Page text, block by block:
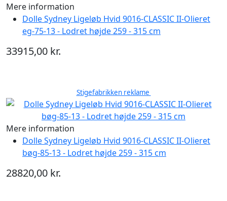
Mere information
Dolle Sydney Ligeløb Hvid 9016-CLASSIC II-Olieret
eg-75-13 - Lodret højde 259 - 315 cm
33915,00 kr.
Stigefabrikken reklame
Mere information
Dolle Sydney Ligeløb Hvid 9016-CLASSIC II-Olieret
bøg-85-13 - Lodret højde 259 - 315 cm
28820,00 kr.